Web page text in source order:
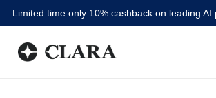
Limited time only:10% cashback on leading AI